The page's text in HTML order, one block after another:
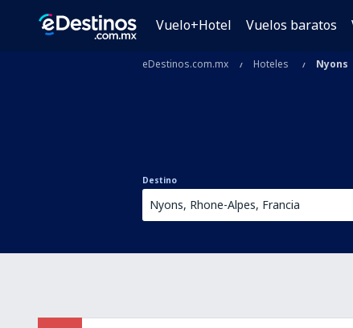
Vuelo+Hotel Vuelos baratos
eDestinos.com.mx Hoteles Nyons
Destino